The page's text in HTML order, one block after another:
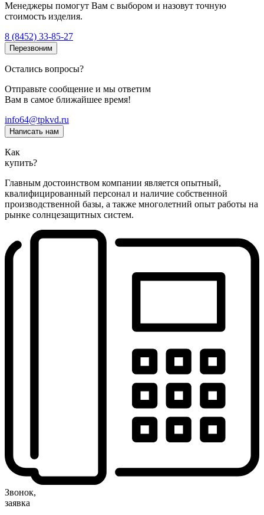
Менеджеры помогут Вам с выбором и назовут точную
стоимость изделия.
8 (8452) 33-85-27
Перезвоним
Остались вопросы?
Отправьте сообщение и мы ответим
Вам в самое ближайшее время!
info64@tpkvd.ru
Написать нам
Как
купить?
Главным достоинством компании является опытный,
квалифицированный персонал и наличие собственной
производственной базы, а также многолетний опыт работы на
рынке солнцезащитных систем.
Звонок,
заявка